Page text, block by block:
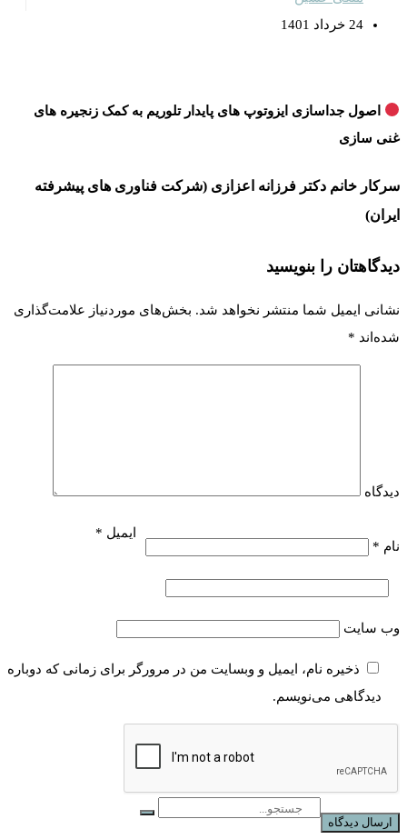
24 خرداد 1401
اصول جداسازی ایزوتوپ های پایدار تلوریم به کمک زنجیره های
غنی سازی
سرکار خانم دکتر فرزانه اعزازی (شرکت فناوری های پیشرفته
ایران)
دیدگاهتان را بنویسید
نشانی ایمیل شما منتشر نخواهد شد. بخش‌های موردنیاز علامت‌گذاری
شده‌اند *
دیدگاه
نام *
ایمیل *
وب‌ سایت
ذخیره نام، ایمیل و وبسایت من در مرورگر برای زمانی که دوباره
دیدگاهی می‌نویسم.